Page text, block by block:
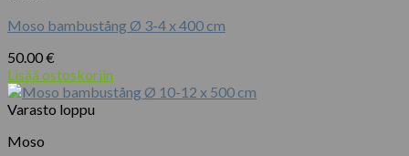
Moso bambustång Ø 3-4 x 400 cm
50.00€
Lisää ostoskoriin
Varasto loppu
Moso